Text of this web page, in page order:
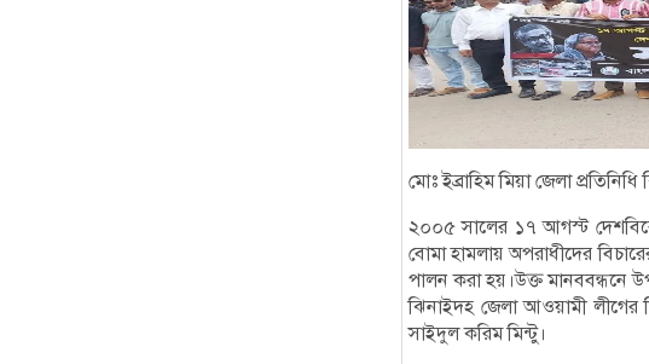
মোঃ ইব্রাহিম মিয়া জেলা প্রতিনিধি
২০০৫ সালের ১৭ আগস্ট
বোমা হামলায় অপরাধীদের
পালন করা হয়।উক্ত মানববন্ধনে
ঝিনাইদহ জেলা আওয়ামী লীগের
সাইদুল করিম মিন্টু।